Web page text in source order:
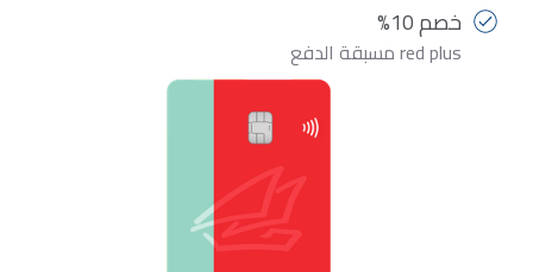
خصم 10%
red plus مسبقة الدفع